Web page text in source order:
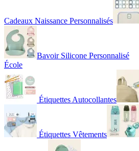
Cadeaux Naissance Personnalisés
Bavoir Silicone Personnalisé
École
Étiquettes Autocollantes
Étiquettes Vêtements